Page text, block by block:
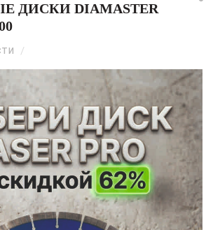
ДИСКИ DIAMASTER
/